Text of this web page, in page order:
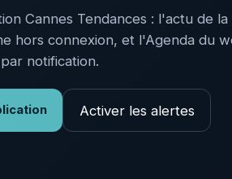
Cannes Tendances : l'actu de la
hors connexion, et l'Agenda du
notification.
Activer les alertes